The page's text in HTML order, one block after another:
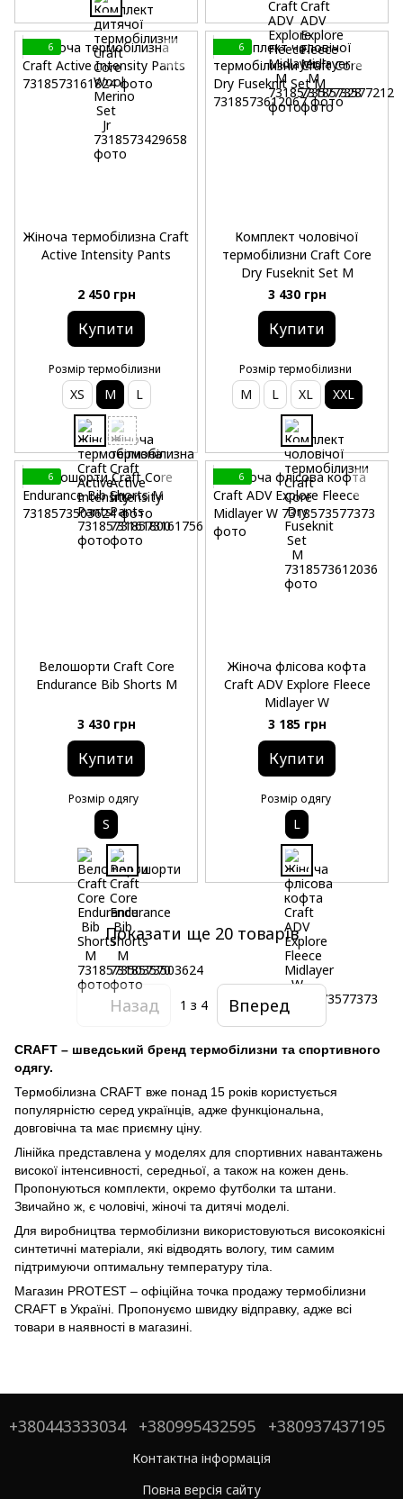
6
Жіноча термобілизна Craft
Active Intensity Pants
2 450 грн
Купити
Розмір термобілизни
XS M L
6
Комплект чоловічої
термобілизни Craft Core
Dry Fuseknit Set M
3 430 грн
Купити
Розмір термобілизни
M L XL XXL
6
Велошорти Craft Core
Endurance Bib Shorts M
3 430 грн
Купити
Розмір одягу
S
6
Жіноча флісова кофта
Craft ADV Explore Fleece
Midlayer W
3 185 грн
Купити
Розмір одягу
L
Показати ще 20 товарів
Назад 1 з 4 Вперед
CRAFT – шведський бренд термобілизни та спортивного
одягу.
Термобілизна CRAFT вже понад 15 років користується
популярністю серед українців, адже функціональна,
довговічна та має приємну ціну.
Лінійка представлена у моделях для спортивних навантажень
високої інтенсивності, середньої, а також на кожен день.
Пропонуються комплекти, окремо футболки та штани.
Звичайно ж, є чоловічі, жіночі та дитячі моделі.
Для виробництва термобілизни використовуються високоякісні
синтетичні матеріали, які відводять вологу, тим самим
підтримуючи оптимальну температуру тіла.
Магазин PROTEST – офіційна точка продажу термобілизни
CRAFT в Україні. Пропонуємо швидку відправку, адже всі
товари в наявності в магазині.
+380443333034 +380995432595 +380937437195
Контактна інформація
Повна версія сайту